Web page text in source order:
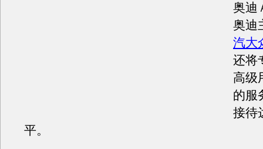
奥迪
奥迪
汽大
还将
高级
的服
接待
平。